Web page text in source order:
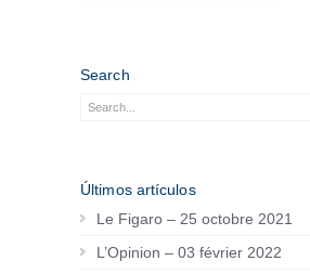
Search
Últimos artículos
Le Figaro – 25 octobre 2021
L’Opinion – 03 février 2022